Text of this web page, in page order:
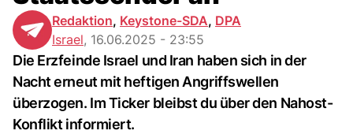
Redaktion, Keystone-SDA, DPA
Israel, 16.06.2025 - 23:55
Die Erzfeinde Israel und Iran haben sich in der
Nacht erneut mit heftigen Angriffswellen
überzogen. Im Ticker bleibst du über den Nahost-
Konflikt informiert.